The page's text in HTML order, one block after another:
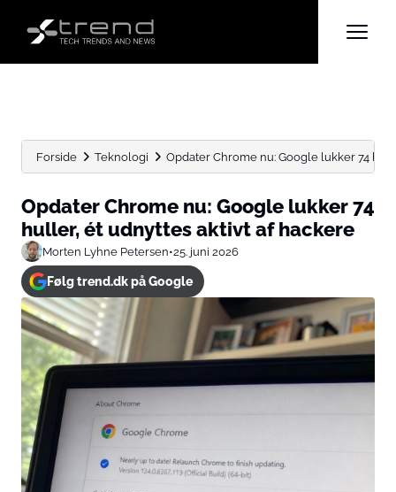
Forside Teknologi Opdater Chrome nu: Google lukker 74
Opdater Chrome nu: Google lukker 74
huller, ét udnyttes aktivt af hackere
Morten Lyhne Petersen•25. juni 2026
Følg trend.dk på Google